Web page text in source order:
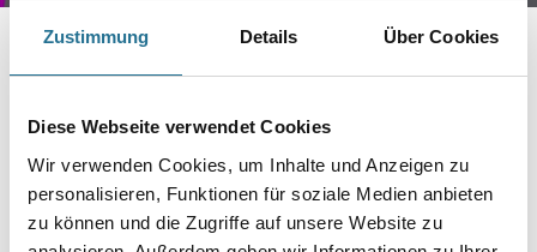
Zustimmung Details Über Cookies
Diese Webseite verwendet Cookies
Wir verwenden Cookies, um Inhalte und Anzeigen zu
personalisieren, Funktionen für soziale Medien anbieten
zu können und die Zugriffe auf unsere Website zu
IST AUFGETRETEN
Keine Sorge, wir pinseln schon an der Lösung und
werden das Problem so schnell wie möglich beheben.